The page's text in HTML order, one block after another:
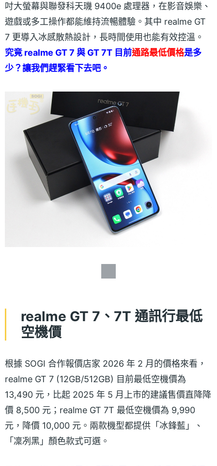
吋大螢幕與聯發科天璣 9400e 處理器，在影音娛樂、
遊戲或多工操作都能維持流暢體驗。其中 realme GT
7 更導入冰感散熱設計，長時間使用也能有效控溫。
究竟 realme GT 7 與 GT 7T 目前通路最低價格是多
少？讓我們趕緊看下去吧。
realme GT 7、7T 通訊行最低
空機價
根據 SOGI 合作報價店家 2026 年 2 月的價格來看，
realme GT 7 (12GB/512GB) 目前最低空機價為
13,490 元，比起 2025 年 5 月上市的建議售價直降降
價 8,500 元；realme GT 7T 最低空機價為 9,990
元，降價 10,000 元。兩款機型都提供「冰鋒藍」、
「凜冽黑」顏色款式可選。